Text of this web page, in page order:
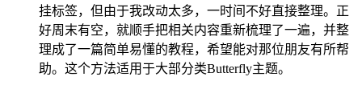
挂标签，但由于我改动太多，一时间不好直接整理。正
好周末有空，就顺手把相关内容重新梳理了一遍，并整
理成了一篇简单易懂的教程，希望能对那位朋友有所帮
助。这个方法适用于大部分类Butterfly主题。